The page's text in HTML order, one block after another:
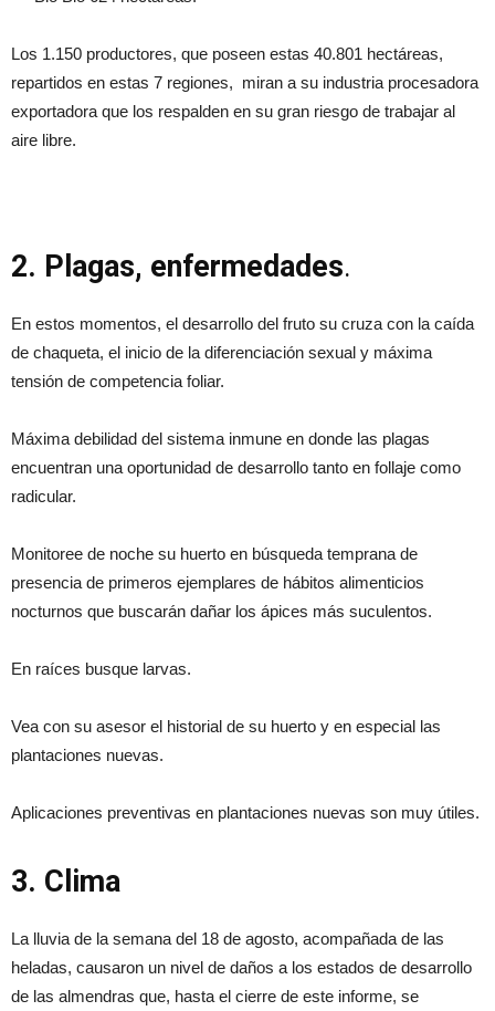
Los 1.150 productores, que poseen estas 40.801 hectáreas,
repartidos en estas 7 regiones, miran a su industria procesadora
exportadora que los respalden en su gran riesgo de trabajar al
aire libre.
2. Plagas, enfermedades.
En estos momentos, el desarrollo del fruto su cruza con la caída
de chaqueta, el inicio de la diferenciación sexual y máxima
tensión de competencia foliar.
Máxima debilidad del sistema inmune en donde las plagas
encuentran una oportunidad de desarrollo tanto en follaje como
radicular.
Monitoree de noche su huerto en búsqueda temprana de
presencia de primeros ejemplares de hábitos alimenticios
nocturnos que buscarán dañar los ápices más suculentos.
En raíces busque larvas.
Vea con su asesor el historial de su huerto y en especial las
plantaciones nuevas.
Aplicaciones preventivas en plantaciones nuevas son muy útiles.
3. Clima
La lluvia de la semana del 18 de agosto, acompañada de las
heladas, causaron un nivel de daños a los estados de desarrollo
de las almendras que, hasta el cierre de este informe, se